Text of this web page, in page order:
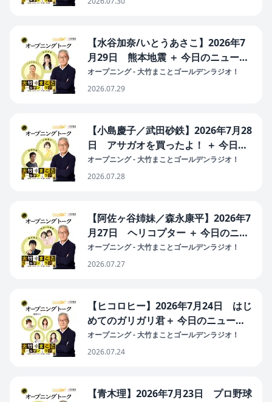
【水谷加奈/いとうあさこ】2026年7
月29日 熊本地震 ＋ 今日のニュース
（最低賃金 増加額縮小／在留手数料
値上げ 意見は日本語で／食品消費税
オープニング - 大竹まことゴールデンラジオ！
2026.07.29
【小島慶子／武田砂鉄】2026年7月28
日 アサガオを買ったよ！ ＋ 今日の
ニュース（消費減税もう遅い／自民・
政府の情報収集拡大へ 通信の秘密制
オープニング - 大竹まことゴールデンラジオ！
2026.07.28
【阿佐ヶ谷姉妹／森永康平】2026年7
月27日 ヘリコプター ＋ 今日のニュ
ース（労災最多なのに緩む労働規制
残業の助長に／巨大納骨堂遺骨1200
オープニング - 大竹まことゴールデンラジオ！
2026.07.27
【ヒコロヒー】2026年7月24日 はじ
めてのガリガリ君＋ 今日のニュース
（高市首相の「眠らぬ」発信が波紋／
欧州熱波で死者数増加／農作業中の熱
オープニング - 大竹まことゴールデンラジオ！
2026.07.24
【青木理】2026年7月23日 プロ野球